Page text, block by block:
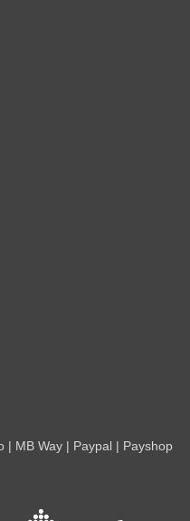
| MB Way | Paypal | Payshop